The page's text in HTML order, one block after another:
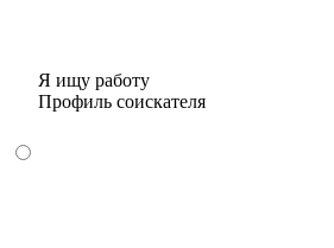
Я ищу работу
Профиль соискателя